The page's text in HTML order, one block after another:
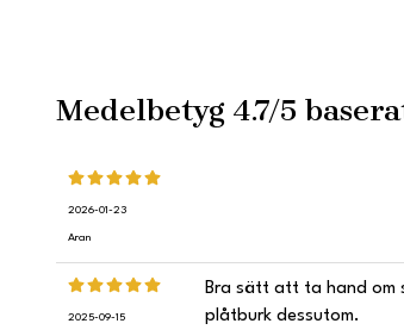
Medelbetyg 4.7/5
2026-01-23
Aran
2025-09-15
Bra sätt att ta hand om
plåtburk dessutom.